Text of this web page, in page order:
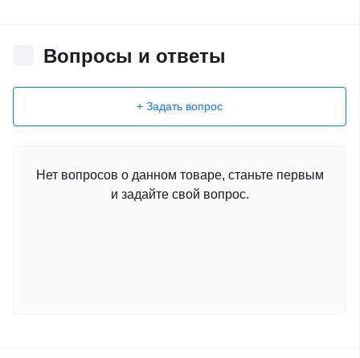
Вопросы и ответы
+ Задать вопрос
Нет вопросов о данном товаре, станьте первым
и задайте свой вопрос.